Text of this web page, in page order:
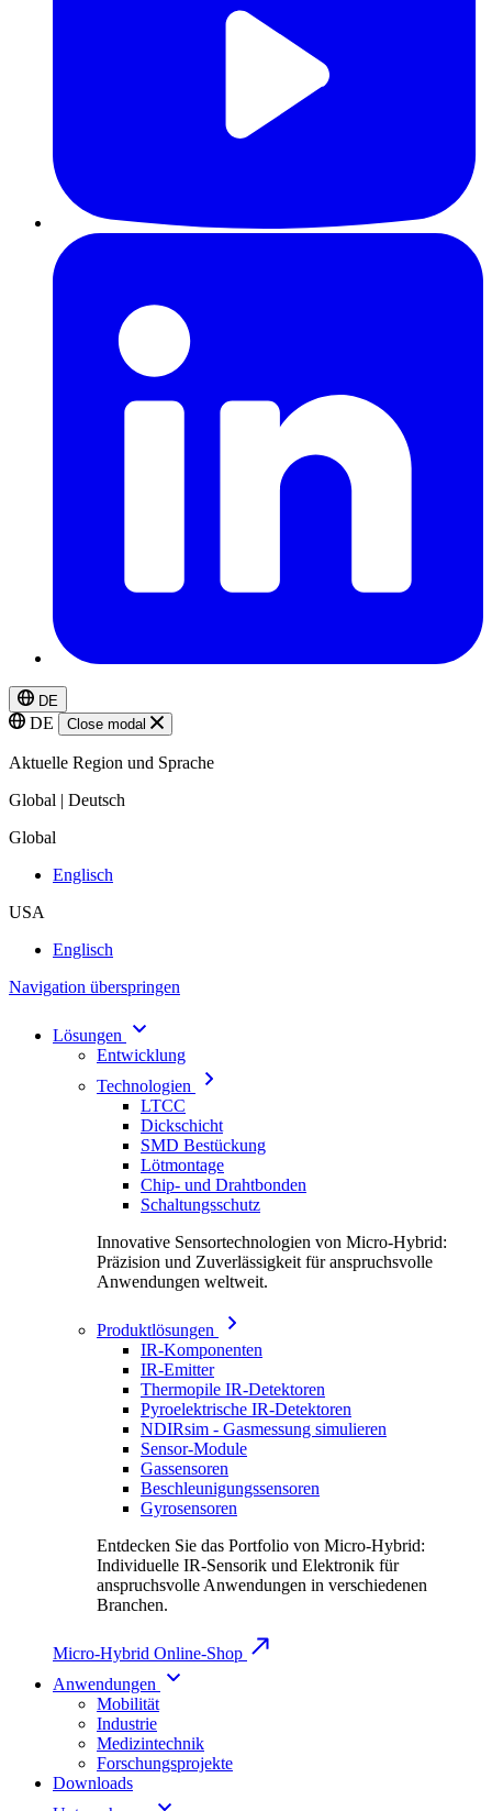
DE
DE Close modal
Aktuelle Region und Sprache
Global | Deutsch
Global
Englisch
USA
Englisch
Navigation überspringen
Lösungen
Entwicklung
Technologien
LTCC
Dickschicht
SMD Bestückung
Lötmontage
Chip- und Drahtbonden
Schaltungsschutz
Innovative Sensortechnologien von Micro-Hybrid:
Präzision und Zuverlässigkeit für anspruchsvolle
Anwendungen weltweit.
Produktlösungen
IR-Komponenten
IR-Emitter
Thermopile IR-Detektoren
Pyroelektrische IR-Detektoren
NDIRsim - Gasmessung simulieren
Sensor-Module
Gassensoren
Beschleunigungssensoren
Gyrosensoren
Entdecken Sie das Portfolio von Micro-Hybrid:
Individuelle IR-Sensorik und Elektronik für
anspruchsvolle Anwendungen in verschiedenen
Branchen.
Micro-Hybrid Online-Shop
Anwendungen
Mobilität
Industrie
Medizintechnik
Forschungsprojekte
Downloads